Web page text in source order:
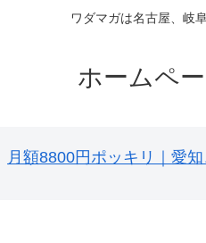
ワダマガは名古屋、岐
ホームペ
月額8800円ポッキリ｜愛